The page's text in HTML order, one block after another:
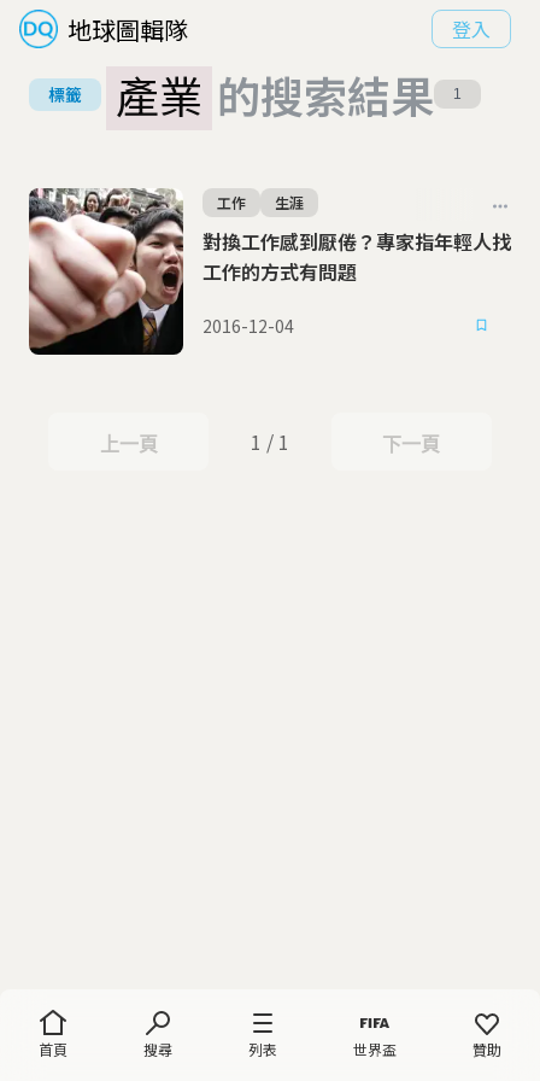
地球圖輯隊 登入
首頁 搜尋 列表 世界盃 贊助
標籤 產業 的搜索結果 1
對換工作感到厭倦？專家指年輕人找
工作的方式有問題
工作 生涯
2016-12-04
上一頁
上一頁 1 / 1 下一頁
下一頁